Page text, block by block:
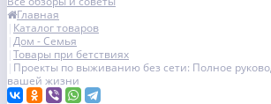
Главная
Каталог товаров
Дом - Семья
Товары при бетствиях
Проекты по выживанию без сети: Полное
вашей жизни